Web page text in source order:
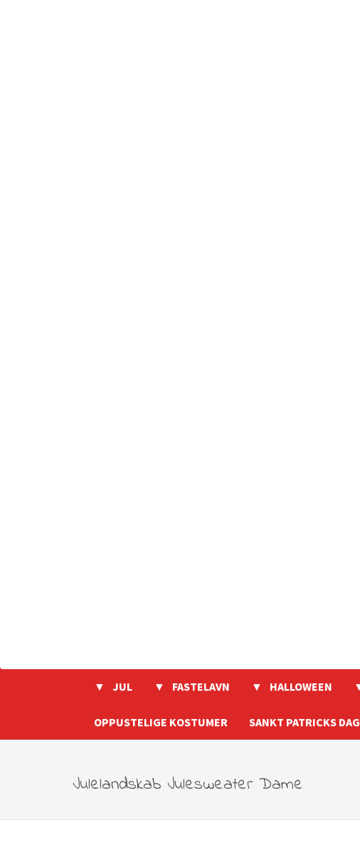
JUL FASTELAVN HALLOWEEN
OPPUSTELIGE KOSTUMER SANKT PATRICKS DAG
Julelandskab Julesweater Dame